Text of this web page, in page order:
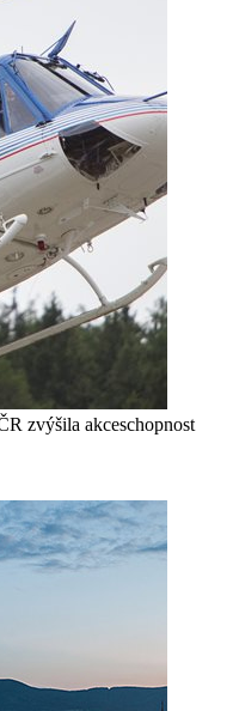
zvýšila akceschopnost